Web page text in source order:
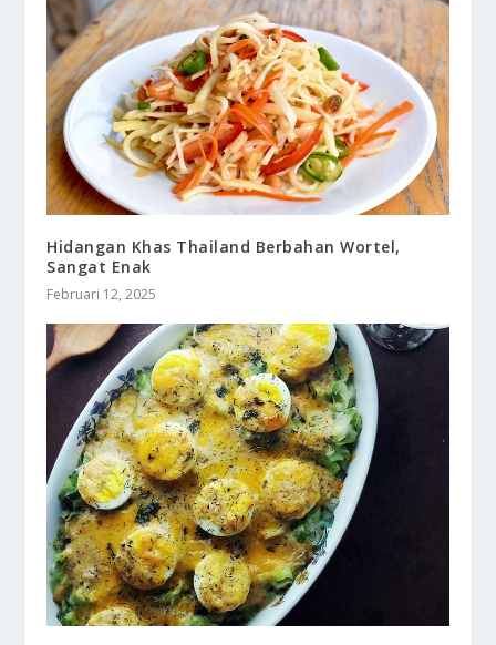
Hidangan Khas Thailand Berbahan Wortel,
Sangat Enak
Februari 12, 2025